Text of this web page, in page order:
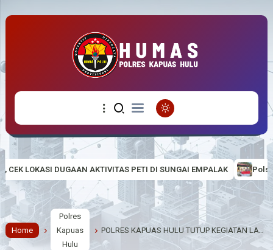
PETI DI SUNGAI EMPALAK Polsek Empanang Bagikan
Home
Polres
Kapuas
Hulu
POLRES KAPUAS HULU TUTUP KEGIATAN LATIHAN MENEMBAK, TINGKATKAN PROFESIONALISME DAN KEMAMPUAN PERSONEL